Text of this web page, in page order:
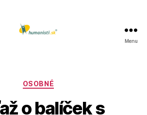
Menu
Kategórie
OSOBNÉ
o balíček s